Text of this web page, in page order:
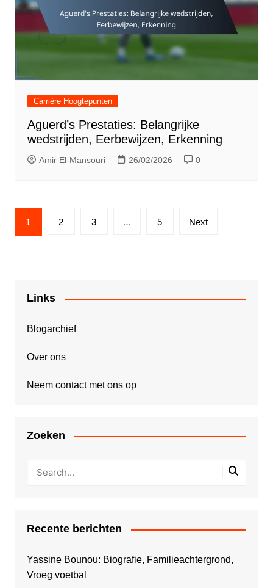
Carrière Hoogtepunten
Aguerd’s Prestaties: Belangrijke
wedstrijden, Eerbewijzen, Erkenning
Amir El-Mansouri 26/02/2026 0
Posts
pagination
1 2 3 … 5 Next
Links
Blogarchief
Over ons
Neem contact met ons op
Zoeken
Recente berichten
Yassine Bounou: Biografie, Familieachtergrond,
Vroeg voetbal